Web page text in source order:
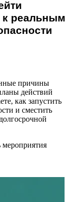
реальным
причины
действий
как запустить
и сместить
мероприятия